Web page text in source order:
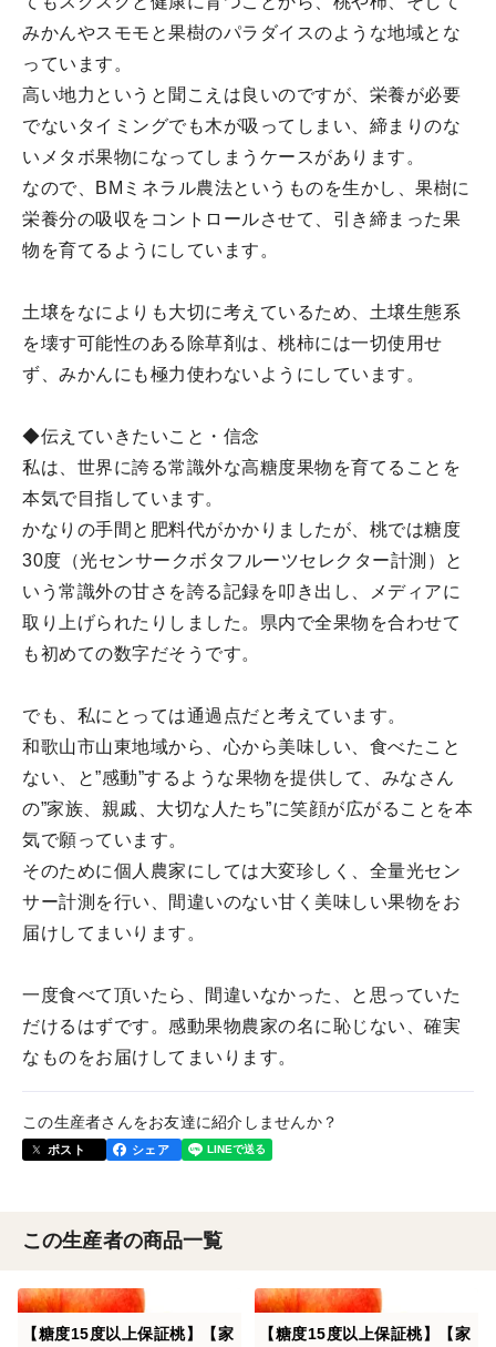
みかんやスモモと果樹のパラダイスのような地域とな
っています。
高い地力というと聞こえは良いのですが、栄養が必要
でないタイミングでも木が吸ってしまい、締まりのな
いメタボ果物になってしまうケースがあります。
なので、BMミネラル農法というものを生かし、果樹に
栄養分の吸収をコントロールさせて、引き締まった果
物を育てるようにしています。
土壌をなによりも大切に考えているため、土壌生態系
を壊す可能性のある除草剤は、桃柿には一切使用せ
ず、みかんにも極力使わないようにしています。
◆伝えていきたいこと・信念
私は、世界に誇る常識外な高糖度果物を育てることを
本気で目指しています。
かなりの手間と肥料代がかかりましたが、桃では糖度
30度（光センサークボタフルーツセレクター計測）と
いう常識外の甘さを誇る記録を叩き出し、メディアに
取り上げられたりしました。県内で全果物を合わせて
も初めての数字だそうです。
でも、私にとっては通過点だと考えています。
和歌山市山東地域から、心から美味しい、食べたこと
ない、と”感動”するような果物を提供して、みなさん
の”家族、親戚、大切な人たち”に笑顔が広がることを本
気で願っています。
そのために個人農家にしては大変珍しく、全量光セン
サー計測を行い、間違いのない甘く美味しい果物をお
届けしてまいります。
一度食べて頂いたら、間違いなかった、と思っていた
だけるはずです。感動果物農家の名に恥じない、確実
なものをお届けしてまいります。
この生産者さんをお友達に紹介しませんか？
ポスト シェア
この生産者の商品一覧
【糖度15度以上保証桃】【家 【糖度15度以上保証桃】【家